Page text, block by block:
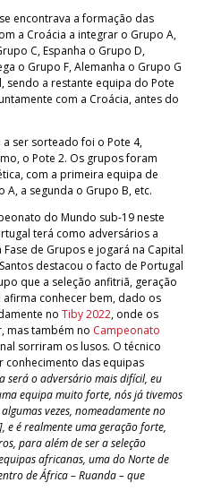
encontrava a formação das
a Croácia a integrar o Grupo A,
C, Espanha o Grupo D,
o Grupo F, Alemanha o Grupo G
sendo a restante equipa do Pote
com a Croácia, antes do
ser sorteado foi o Pote 4,
o Pote 2. Os grupos foram
com a primeira equipa de
a segunda o Grupo B, etc.
do Mundo sub-19 neste
terá como adversários a
Fase de Grupos e jogará na Capital
destacou o facto de Portugal
que a seleção anfitriã, geração
conhecer bem, dado os
no Tiby 2022, onde os
mas também no Campeonato
sorriram os lusos. O técnico
conhecimento das equipas
será o adversário mais difícil, eu
equipa muito forte, nós já tivemos
vezes, nomeadamente no
e é realmente uma geração forte,
para além de ser a seleção
africanas, uma do Norte de
de África – Ruanda – que